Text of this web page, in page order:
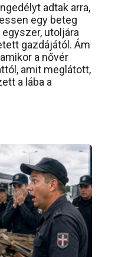
adtak arra,
egy beteg
utoljára
gazdájától. Ám
a nővér
amit meglátott,
a lába a